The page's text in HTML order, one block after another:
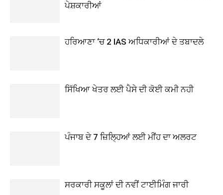
ਪੇਸ਼ਕਾਰੀਆਂ
ਹਰਿਆਣਾ ‘ਚ 2 IAS ਅਧਿਕਾਰੀਆਂ ਦੇ ਤਬਾਦਲੇ
ਸਿੱਖਿਆ ਖੇਤਰ ਲਈ ਪੈਸੇ ਦੀ ਕੋਈ ਕਮੀ ਨਹੀ
ਪੰਜਾਬ ਦੇ 7 ਜ਼ਿਲ੍ਹਿਆਂ ਲਈ ਮੀਂਹ ਦਾ ਅਲਰਟ
ਸਰਕਾਰੀ ਸਕੂਲਾਂ ਦੀ ਨਵੀਂ ਟਾਈਮਿੰਗ ਜਾਰੀ